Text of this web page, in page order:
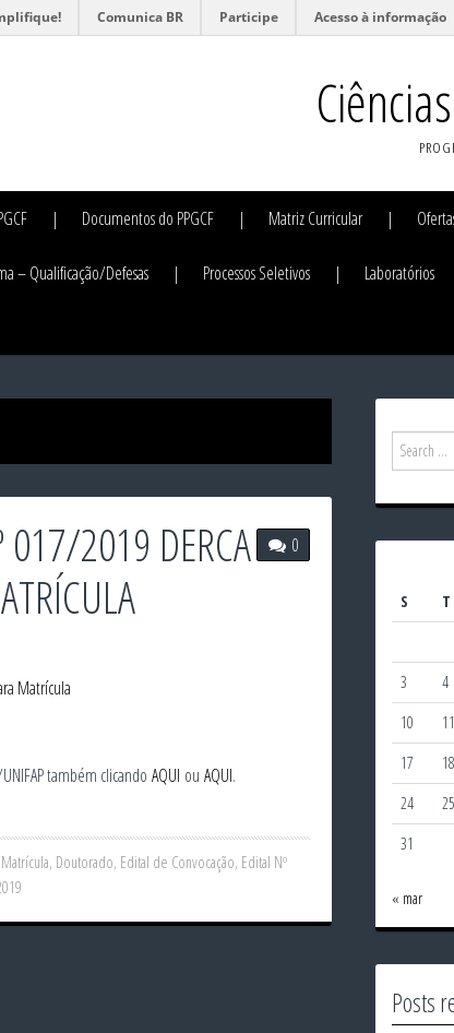
Comunica BR Participe Acesso à informação
Documentos do PPGCF Matriz Curricular
– Qualificação/Defesas Processos Seletivos Laboratórios
0
017/2019 DERCA
Matrícula
também clicando AQUI ou AQUI.
, Doutorado, Edital de Convocação, Edital Nº
S
T
3
4
10
11
17
18
24
25
31
« mar
Posts